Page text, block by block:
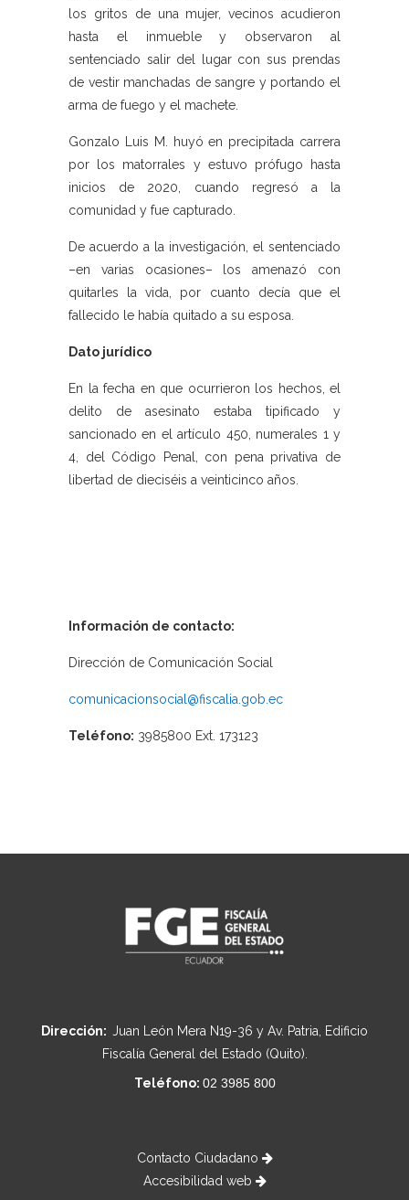
los gritos de una mujer, vecinos acudieron
hasta el inmueble y observaron al
sentenciado salir del lugar con sus prendas
de vestir manchadas de sangre y portando el
arma de fuego y el machete.
Gonzalo Luis M. huyó en precipitada carrera
por los matorrales y estuvo prófugo hasta
inicios de 2020, cuando regresó a la
comunidad y fue capturado.
De acuerdo a la investigación, el sentenciado
–en varias ocasiones– los amenazó con
quitarles la vida, por cuanto decía que el
fallecido le había quitado a su esposa.
Dato jurídico
En la fecha en que ocurrieron los hechos, el
delito de asesinato estaba tipificado y
sancionado en el artículo 450, numerales 1 y
4, del Código Penal, con pena privativa de
libertad de dieciséis a veinticinco años.
Información de contacto:
Dirección de Comunicación Social
comunicacionsocial@fiscalia.gob.ec
Teléfono: 3985800 Ext. 173123
Dirección: Juan León Mera N19-36 y Av. Patria, Edificio
Fiscalía General del Estado (Quito).
Teléfono: 02 3985 800
Contacto Ciudadano
Accesibilidad web